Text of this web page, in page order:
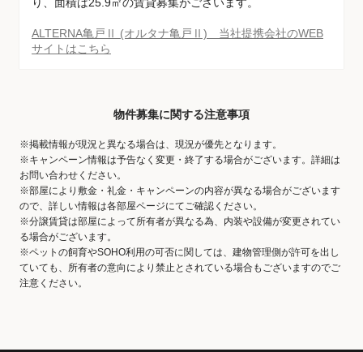
り、面積は25.9㎡の賃貸募集がございます。
ALTERNA亀戸Ⅱ (オルタナ亀戸Ⅱ) 当社提携会社のWEB
サイトはこちら
物件募集に関する注意事項
※掲載情報が現況と異なる場合は、現況が優先となります。
※キャンペーン情報は予告なく変更・終了する場合がございます。詳細は
お問い合わせください。
※部屋により敷金・礼金・キャンペーンの内容が異なる場合がございます
ので、詳しい情報は各部屋ページにてご確認ください。
※分譲賃貸は部屋によって所有者が異なる為、内装や設備が変更されてい
る場合がございます。
※ペットの飼育やSOHO利用の可否に関しては、建物管理側が許可を出し
ていても、所有者の意向により禁止とされている場合もございますのでご
注意ください。